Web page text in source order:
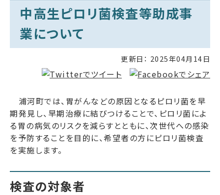
中高生ピロリ菌検査等助成事
業について
更新日： 2025年04月14日
浦河町では、胃がんなどの原因となるピロリ菌を早
期発見し、早期治療に結びつけることで、ピロリ菌によ
る胃の病気のリスクを減らすとともに、次世代への感染
を予防することを目的に、希望者の方にピロリ菌検査
を実施します。
検査の対象者